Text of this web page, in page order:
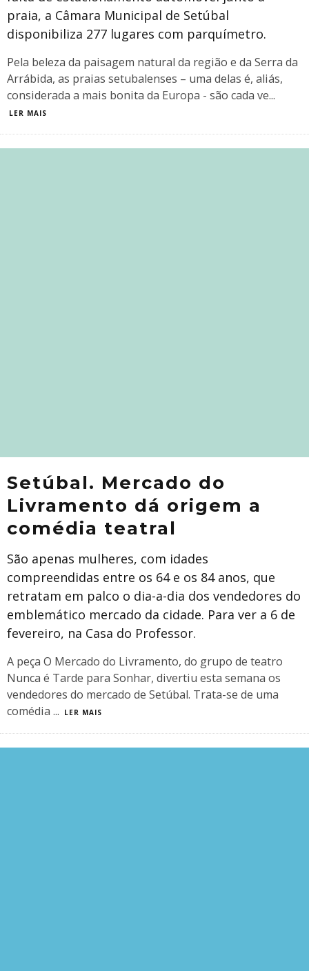
praia, a Câmara Municipal de Setúbal
disponibiliza 277 lugares com parquímetro.
Pela beleza da paisagem natural da região e da Serra da
Arrábida, as praias setubalenses – uma delas é, aliás,
considerada a mais bonita da Europa - são cada ve...
LER MAIS
Setúbal. Mercado do
Livramento dá origem a
comédia teatral
São apenas mulheres, com idades
compreendidas entre os 64 e os 84 anos, que
retratam em palco o dia-a-dia dos vendedores do
emblemático mercado da cidade. Para ver a 6 de
fevereiro, na Casa do Professor.
A peça O Mercado do Livramento, do grupo de teatro
Nunca é Tarde para Sonhar, divertiu esta semana os
vendedores do mercado de Setúbal. Trata-se de uma
comédia ... LER MAIS